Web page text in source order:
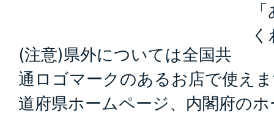
(注意)県外については全国共
通ロゴマークのあるお店で使え
道府県ホームページ、内閣府の